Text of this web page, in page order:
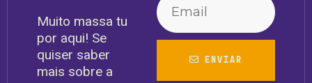
Muito massa tu
por aqui! Se
quiser saber
mais sobre a
ENVIAR